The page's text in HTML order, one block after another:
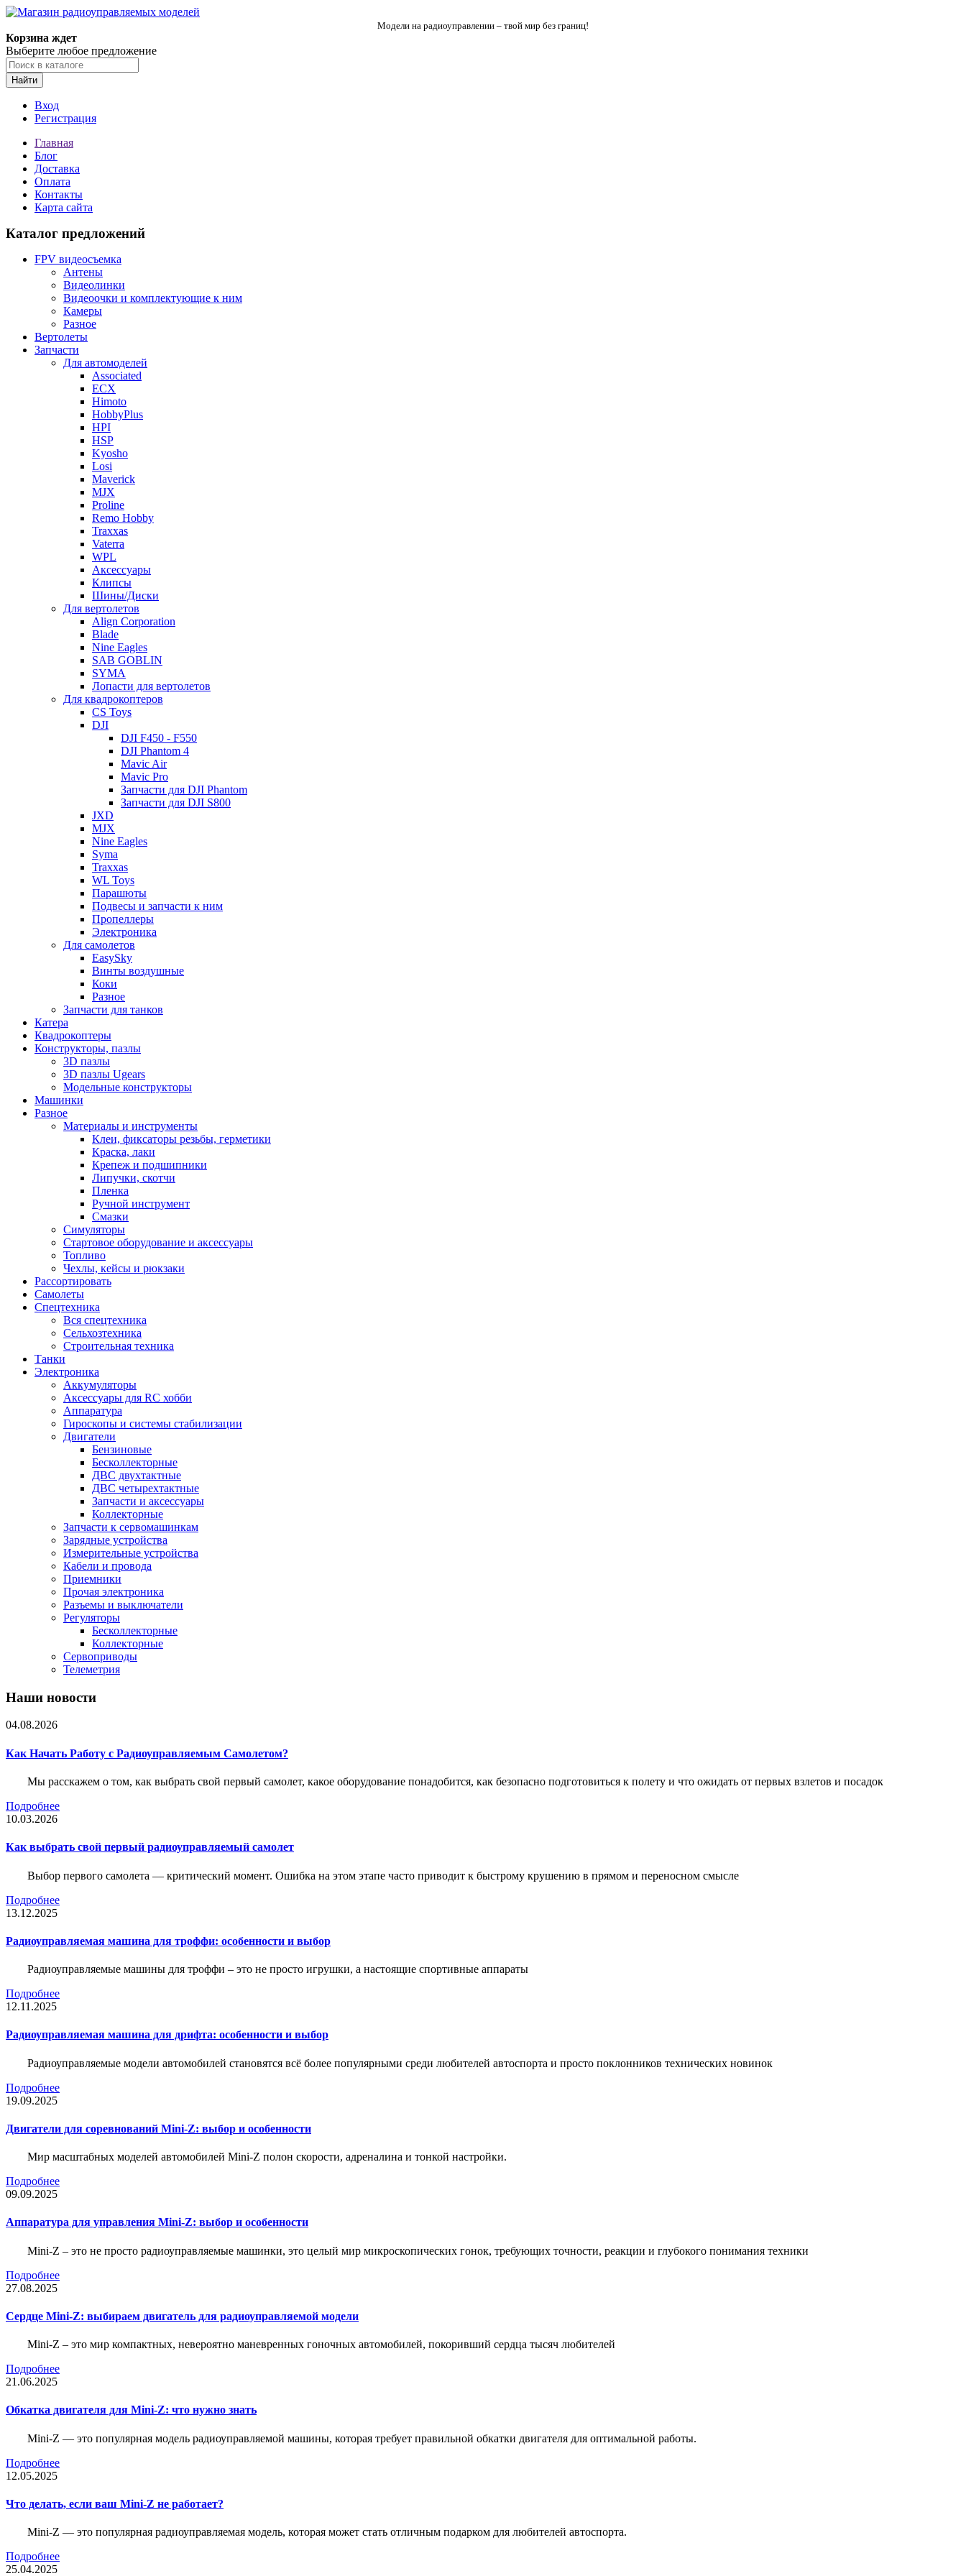
Модели на радиоуправлении – твой мир без границ!
Корзина ждет
Выберите любое предложение
Найти
Вход
Регистрация
Главная
Блог
Доставка
Оплата
Контакты
Карта сайта
Каталог предложений
FPV видеосъемка
Антены
Видеолинки
Видеоочки и комплектующие к ним
Камеры
Разное
Вертолеты
Запчасти
Для автомоделей
Associated
ECX
Himoto
HobbyPlus
HPI
HSP
Kyosho
Losi
Maverick
MJX
Proline
Remo Hobby
Traxxas
Vaterra
WPL
Аксессуары
Клипсы
Шины/Диски
Для вертолетов
Align Corporation
Blade
Nine Eagles
SAB GOBLIN
SYMA
Лопасти для вертолетов
Для квадрокоптеров
CS Toys
DJI
DJI F450 - F550
DJI Phantom 4
Mavic Air
Mavic Pro
Запчасти для DJI Phantom
Запчасти для DJI S800
JXD
MJX
Nine Eagles
Syma
Traxxas
WL Toys
Парашюты
Подвесы и запчасти к ним
Пропеллеры
Электроника
Для самолетов
EasySky
Винты воздушные
Коки
Разное
Запчасти для танков
Катера
Квадрокоптеры
Конструкторы, пазлы
3D пазлы
3D пазлы Ugears
Модельные конструкторы
Машинки
Разное
Материалы и инструменты
Клеи, фиксаторы резьбы, герметики
Краска, лаки
Крепеж и подшипники
Липучки, скотчи
Пленка
Ручной инструмент
Смазки
Симуляторы
Стартовое оборудование и аксессуары
Топливо
Чехлы, кейсы и рюкзаки
Рассортировать
Самолеты
Спецтехника
Вся спецтехника
Сельхозтехника
Строительная техника
Танки
Электроника
Аккумуляторы
Аксессуары для RC хобби
Аппаратура
Гироскопы и системы стабилизации
Двигатели
Бензиновые
Бесколлекторные
ДВС двухтактные
ДВС четырехтактные
Запчасти и аксессуары
Коллекторные
Запчасти к сервомашинкам
Зарядные устройства
Измерительные устройства
Кабели и провода
Приемники
Прочая электроника
Разъемы и выключатели
Регуляторы
Бесколлекторные
Коллекторные
Сервоприводы
Телеметрия
Наши новости
04.08.2026
Как Начать Работу с Радиоуправляемым Самолетом?
Мы расскажем о том, как выбрать свой первый самолет, какое оборудование понадобится, как безопасно подготовиться к полету и что ожидать от первых взлетов и посадок
Подробнее
10.03.2026
Как выбрать свой первый радиоуправляемый самолет
Выбор первого самолета — критический момент. Ошибка на этом этапе часто приводит к быстрому крушению в прямом и переносном смысле
Подробнее
13.12.2025
Радиоуправляемая машина для троффи: особенности и выбор
Радиоуправляемые машины для троффи – это не просто игрушки, а настоящие спортивные аппараты
Подробнее
12.11.2025
Радиоуправляемая машина для дрифта: особенности и выбор
Радиоуправляемые модели автомобилей становятся всё более популярными среди любителей автоспорта и просто поклонников технических новинок
Подробнее
19.09.2025
Двигатели для соревнований Mini-Z: выбор и особенности
Мир масштабных моделей автомобилей Mini-Z полон скорости, адреналина и тонкой настройки.
Подробнее
09.09.2025
Аппаратура для управления Mini-Z: выбор и особенности
Mini-Z – это не просто радиоуправляемые машинки, это целый мир микроскопических гонок, требующих точности, реакции и глубокого понимания техники
Подробнее
27.08.2025
Сердце Mini-Z: выбираем двигатель для радиоуправляемой модели
Mini-Z – это мир компактных, невероятно маневренных гоночных автомобилей, покоривший сердца тысяч любителей
Подробнее
21.06.2025
Обкатка двигателя для Mini-Z: что нужно знать
Mini-Z — это популярная модель радиоуправляемой машины, которая требует правильной обкатки двигателя для оптимальной работы.
Подробнее
12.05.2025
Что делать, если ваш Mini-Z не работает?
Mini-Z — это популярная радиоуправляемая модель, которая может стать отличным подарком для любителей автоспорта.
Подробнее
25.04.2025